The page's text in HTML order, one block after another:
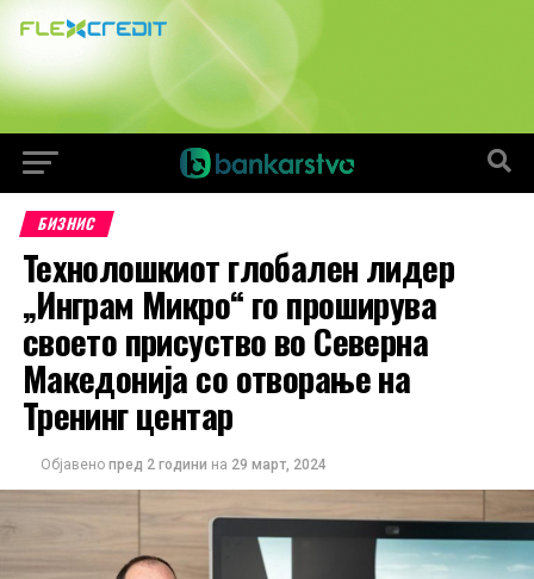
БИЗНИС
Технолошкиот глобален лидер
„Инграм Микро“ го проширува
своето присуство во Северна
Македонија со отворање на
Тренинг центар
Објавено пред 2 години на 29 март, 2024